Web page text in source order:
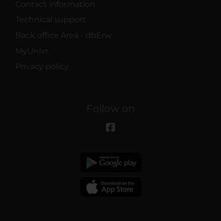
Contact information
Technical support
Back office Area - dbErw
MyUnivr
Privacy policy
Follow on